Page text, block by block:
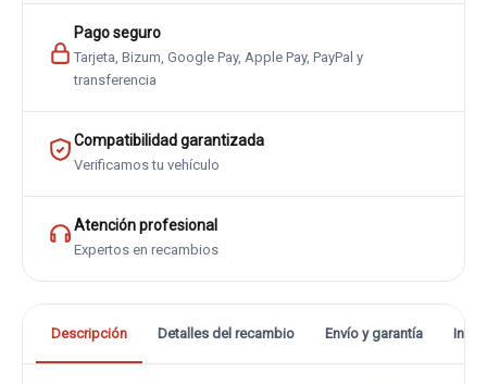
Pago seguro
Tarjeta, Bizum, Google Pay, Apple Pay, PayPal y
transferencia
Compatibilidad garantizada
Verificamos tu vehículo
Atención profesional
Expertos en recambios
Descripción Detalles del recambio Envío y garantía